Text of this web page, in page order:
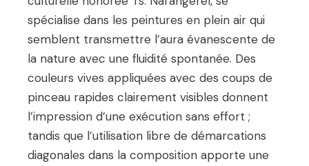
spécialise dans les peintures en plein air qui
semblent transmettre l’aura évanescente de
la nature avec une fluidité spontanée. Des
couleurs vives appliquées avec des coups de
pinceau rapides clairement visibles donnent
l’impression d’une exécution sans effort ;
tandis que l’utilisation libre de démarcations
diagonales dans la composition apporte une